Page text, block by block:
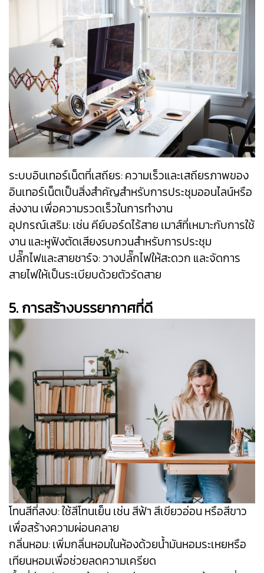
ระบบอินเทอร์เน็ตที่เสถียร: ความเร็วและเสถียรภาพของ
อินเทอร์เน็ตเป็นสิ่งสำคัญสำหรับการประชุมออนไลน์หรือ
ส่งงาน เพื่อความรวดเร็วในการทำงาน
อุปกรณ์เสริม: เช่น คีย์บอร์ดไร้สาย เมาส์ที่เหมาะกับการใช้
งาน และหูฟังตัดเสียงรบกวนสำหรับการประชุม
ปลั๊กไฟและสายชาร์จ: วางปลั๊กไฟให้สะดวก และจัดการ
สายไฟให้เป็นระเบียบด้วยตัวรัดสาย
5. การสร้างบรรยากาศที่ดี
โทนสีที่สงบ: ใช้สีโทนเย็น เช่น สีฟ้า สีเขียวอ่อน หรือสีขาว
เพื่อสร้างความผ่อนคลาย
กลิ่นหอม: เพิ่มกลิ่นหอมในห้องด้วยน้ำมันหอมระเหยหรือ
เทียนหอมเพื่อช่วยลดความเครียด